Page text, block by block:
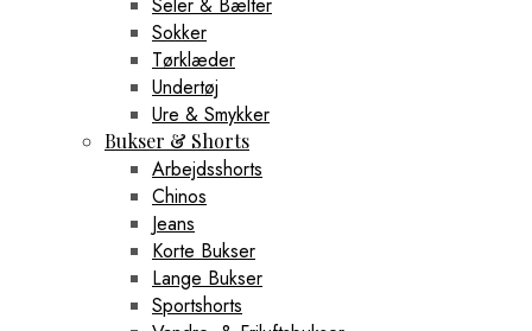
Seler & Bælter
Sokker
Tørklæder
Undertøj
Ure & Smykker
Bukser & Shorts
Arbejdsshorts
Chinos
Jeans
Korte Bukser
Lange Bukser
Sportshorts